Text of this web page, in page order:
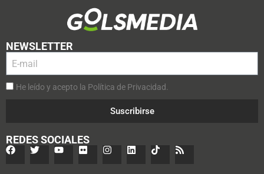
NEWSLETTER
He leído y acepto la Política de Privacidad.
Suscribirse
REDES SOCIALES